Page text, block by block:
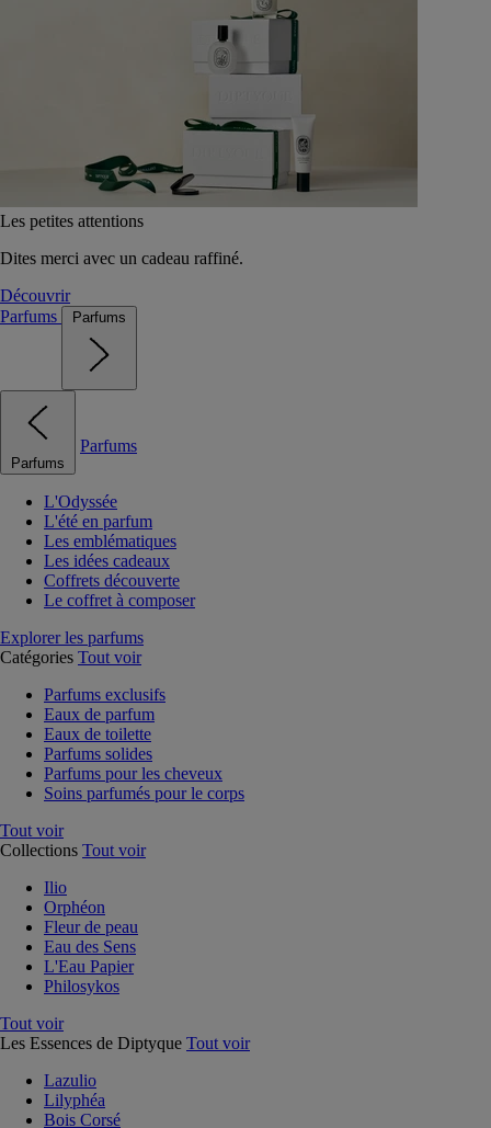
Les petites attentions
Dites merci avec un cadeau raffiné.
Découvrir
Parfums
Parfums
Parfums
Parfums
L'Odyssée
L'été en parfum
Les emblématiques
Les idées cadeaux
Coffrets découverte
Le coffret à composer
Explorer les parfums
Catégories Tout voir
Parfums exclusifs
Eaux de parfum
Eaux de toilette
Parfums solides
Parfums pour les cheveux
Soins parfumés pour le corps
Tout voir
Collections Tout voir
Ilio
Orphéon
Fleur de peau
Eau des Sens
L'Eau Papier
Philosykos
Tout voir
Les Essences de Diptyque Tout voir
Lazulio
Lilyphéa
Bois Corsé